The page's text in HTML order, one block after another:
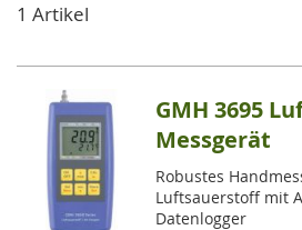
1 Artikel
GMH 3695
Messgerät
Robustes
Luftsauerstoff mit
Datenlogger